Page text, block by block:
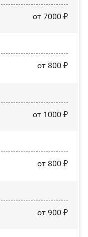
от 7000 ₽
от 800 ₽
от 1000 ₽
от 800 ₽
от 900 ₽